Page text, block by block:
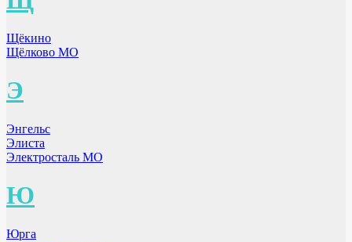
Щёкино
Щёлково МО
Э
Энгельс
Элиста
Электросталь МО
Ю
Юрга